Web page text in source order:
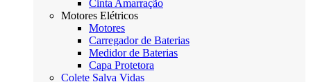
Cinta Amarração
Motores Elétricos
Motores
Carregador de Baterias
Medidor de Baterias
Capa Protetora
Colete Salva Vidas